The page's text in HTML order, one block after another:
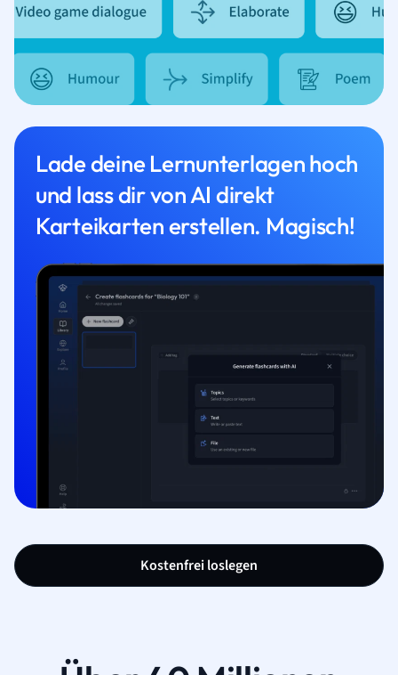
Lade deine Lernunterlagen hoch
und lass dir von AI direkt
Karteikarten erstellen. Magisch!
Kostenfrei loslegen